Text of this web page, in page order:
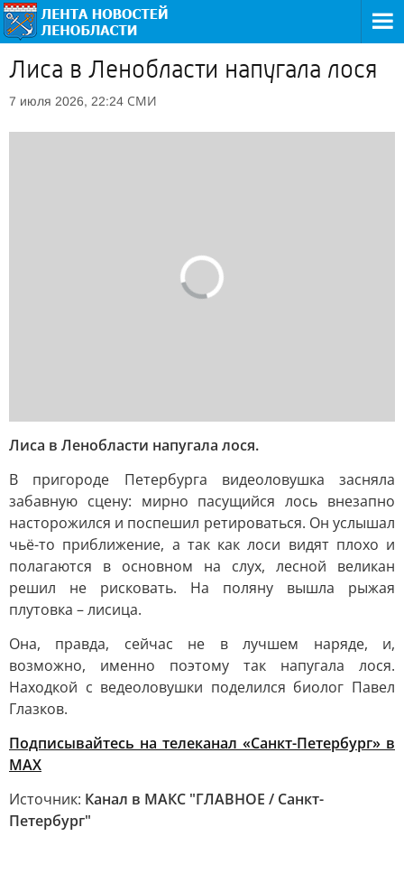
Лиса в Ленобласти напугала лося
7 июля 2026, 22:24 СМИ
Лиса в Ленобласти напугала лося.
В пригороде Петербурга видеоловушка засняла
забавную сцену: мирно пасущийся лось внезапно
насторожился и поспешил ретироваться. Он услышал
чьё-то приближение, а так как лоси видят плохо и
полагаются в основном на слух, лесной великан
решил не рисковать. На поляну вышла рыжая
плутовка – лисица.
Она, правда, сейчас не в лучшем наряде, и,
возможно, именно поэтому так напугала лося.
Находкой с ведеоловушки поделился биолог Павел
Глазков.
Подписывайтесь на телеканал «Санкт-Петербург» в
MAX
Источник: Канал в МАКС "ГЛАВНОЕ / Санкт-
Петербург"